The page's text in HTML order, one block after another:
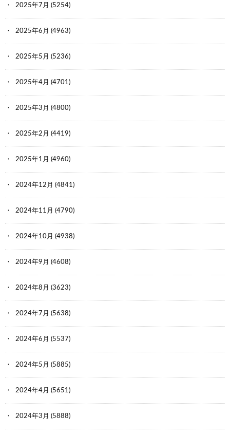
2025年7月 (5254)
2025年6月 (4963)
2025年5月 (5236)
2025年4月 (4701)
2025年3月 (4800)
2025年2月 (4419)
2025年1月 (4960)
2024年12月 (4841)
2024年11月 (4790)
2024年10月 (4938)
2024年9月 (4608)
2024年8月 (3623)
2024年7月 (5638)
2024年6月 (5537)
2024年5月 (5885)
2024年4月 (5651)
2024年3月 (5888)